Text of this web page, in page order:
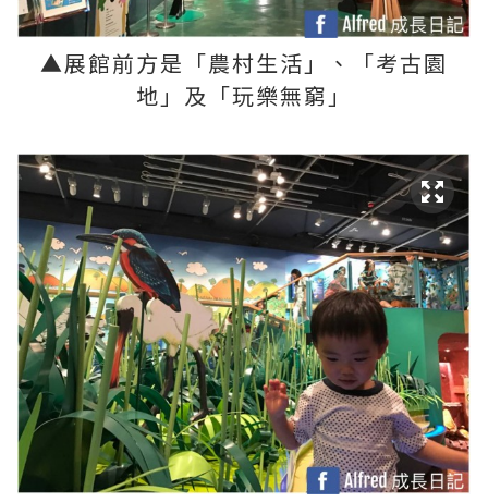
▲展館前方是「農村生活」、「考古園
地」及「玩樂無窮」